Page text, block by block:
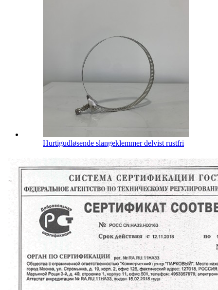
Hurtigudløsende slangeklemmer delvist rustfri